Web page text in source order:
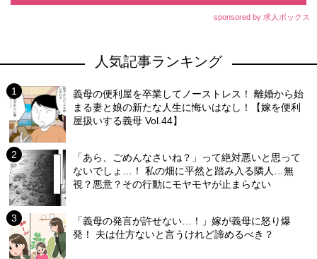
sponsored by 求人ボックス
人気記事ランキング
義母の便利屋を卒業してノーストレス！ 離婚から始
まる妻と娘の新たな人生に悔いはなし！【嫁を便利
屋扱いする義母 Vol.44】
「あら、ごめんなさいね？」って絶対悪いと思って
ないでしょ…！ 私の畑に平然と踏み入る隣人…無
視？悪意？その行動にモヤモヤが止まらない
「義母の発言が許せない…！」嫁が義母に怒り爆
発！ 夫は仕方ないと言うけれど諦めるべき？